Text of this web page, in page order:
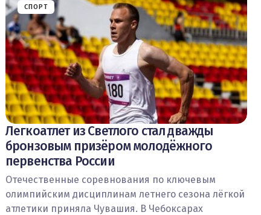
СПОРТ
Легкоатлет из Светлого стал дважды
бронзовым призёром молодёжного
первенства России
Отечественные соревнования по ключевым
олимпийским дисциплинам летнего сезона лёгкой
атлетики приняла Чувашия. В Чебоксарах